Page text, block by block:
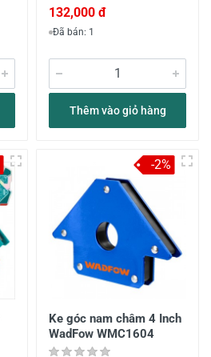
132,000 đ
Đã bán: 1
Thêm vào giỏ hàng
Ke góc nam châm 4 Inch
WadFow WMC1604
-2%